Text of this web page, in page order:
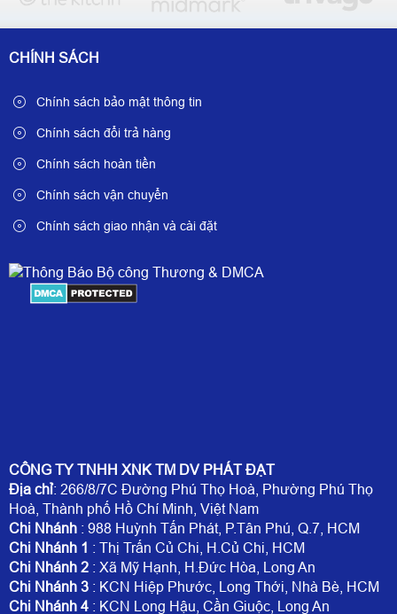
CÔNG TY TNHH XNK TM DV PHÁT ĐẠT
Địa chỉ: 266/8/7C Đường Phú Thọ Hoà, Phường Phú Thọ
Hoà, Thành phố Hồ Chí Minh, Việt Nam
Chi Nhánh : 988 Huỳnh Tấn Phát, P.Tân Phú, Q.7, HCM
Chi Nhánh 1 : Thị Trấn Củ Chi, H.Củ Chi, HCM
Chi Nhánh 2 : Xã Mỹ Hạnh, H.Đức Hòa, Long An
Chi Nhánh 3 : KCN Hiệp Phước, Long Thới, Nhà Bè, HCM
Chi Nhánh 4 : KCN Long Hậu, Cần Giuộc, Long An
CHÍNH SÁCH
Chính sách bảo mật thông tin
Chính sách đổi trả hàng
Chính sách hoàn tiền
Chính sách vận chuyển
Chính sách giao nhận và cài đặt